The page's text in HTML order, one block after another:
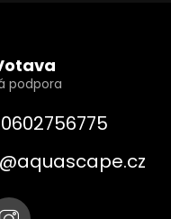
@aquascape.cz